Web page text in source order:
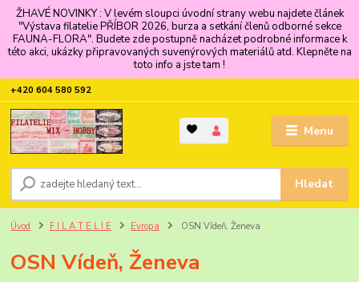
ŽHAVÉ NOVINKY : V levém sloupci úvodní strany webu najdete článek
"Výstava filatelie PŘÍBOR 2026, burza a setkání členů odborné sekce
FAUNA-FLORA". Budete zde postupně nacházet podrobné informace k
této akci, ukázky připravovaných suvenýrových materiálů atd. Klepněte na
toto info a jste tam !
Menu
Hledat
+420 604 580 592
Úvod F I L A T E L I E Evropa OSN Vídeň, Ženeva
OSN Vídeň, Ženeva